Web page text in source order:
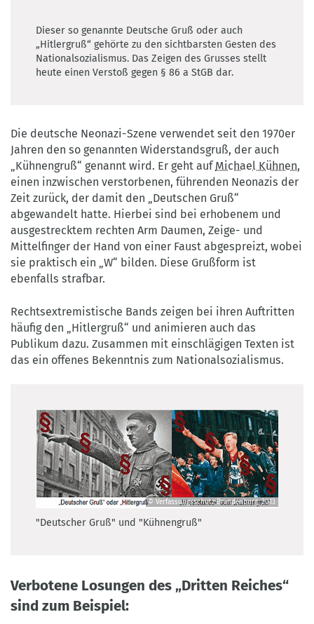
Dieser so genannte Deutsche Gruß oder auch
„Hitlergruß“ gehörte zu den sichtbarsten Gesten des
Nationalsozialismus. Das Zeigen des Grusses stellt
heute einen Verstoß gegen § 86 a StGB dar.
Die deutsche Neonazi-Szene verwendet seit den 1970er
Jahren den so genannten Widerstandsgruß, der auch
„Kühnengruß“ genannt wird. Er geht auf Michael Kühnen,
einen inzwischen verstorbenen, führenden Neonazis der
Zeit zurück, der damit den „Deutschen Gruß“
abgewandelt hatte. Hierbei sind bei erhobenem und
ausgestrecktem rechten Arm Daumen, Zeige- und
Mittelfinger der Hand von einer Faust abgespreizt, wobei
sie praktisch ein „W“ bilden. Diese Grußform ist
ebenfalls strafbar.
Rechtsextremistische Bands zeigen bei ihren Auftritten
häufig den „Hitlergruß“ und animieren auch das
Publikum dazu. Zusammen mit einschlägigen Texten ist
das ein offenes Bekenntnis zum Nationalsozialismus.
Gruß"
Verfassungsschutz
Brandenburg,
2013
© Verfassungsschutz Brandenburg, 2013
"Deutscher Gruß" und "Kühnengruß"
Verbotene Losungen des „Dritten Reiches“
sind zum Beispiel: